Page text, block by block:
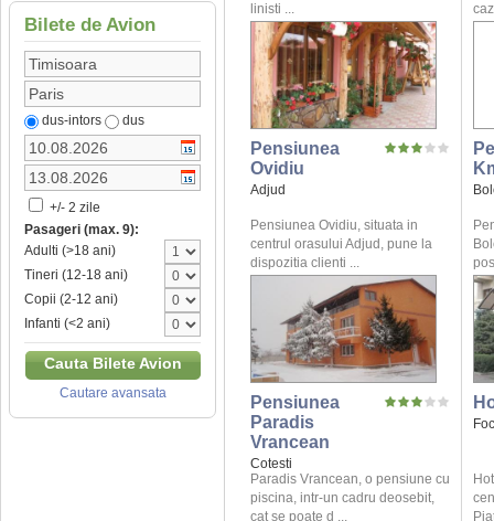
Bilete de Avion
dus-intors dus
+/- 2 zile
Pasageri (max. 9):
Adulti (>18 ani)
Tineri (12-18 ani)
Copii (2-12 ani)
Infanti (<2 ani)
Cauta Bilete Avion
Cautare avansata
linisti ...
Pensiunea
Ovidiu
Adjud
Pensiunea Ovidiu, situata in
centrul orasului Adjud, pune la
dispozitia clienti ...
Pensiunea
Paradis
Vrancean
Cotesti
Paradis Vrancean, o pensiune cu
piscina, intr-un cadru deosebit,
cat se poate d ...